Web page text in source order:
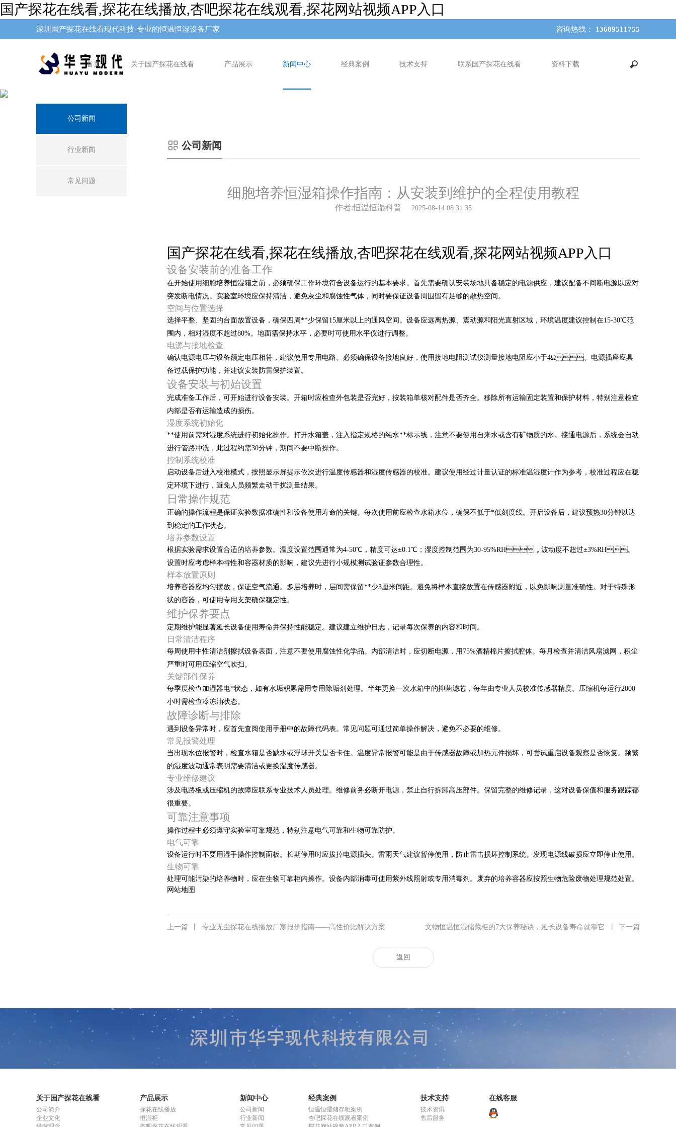
国产探花在线看,探花在线播放,杏吧探花在线观看,探花网站视频APP入口
深圳国产探花在线看现代科技-专业的恒温恒湿设备厂家 咨询热线： 13689511755
首页 关于国产探花在线看 产品展示 新闻中心 经典案例 技术支持 联系国产探花在线看 资料下载
心
公司新闻
行业新闻
常见问题
公司新闻
细胞培养恒湿箱操作指南：从安装到维护的全程使用教程
作者:恒温恒湿科普 2025-08-14 08:31:35
国产探花在线看,探花在线播放,杏吧探花在线观看,探花网站视频APP入口
设备安装前的准备工作
在开始使用细胞培养恒湿箱之前，必须确保工作环境符合设备运行的基本要求。首先需要确认安装场地具备稳定的电源供应，建议配备不间断电源以应对
突发断电情况。实验室环境应保持清洁，避免灰尘和腐蚀性气体，同时要保证设备周围留有足够的散热空间。
空间与位置选择
选择平整、坚固的台面放置设备，确保四周**少保留15厘米以上的通风空间。设备应远离热源、震动源和阳光直射区域，环境温度建议控制在15-30℃范
围内，相对湿度不超过80%。地面需保持水平，必要时可使用水平仪进行调整。
电源与接地检查
确认电源电压与设备额定电压相符，建议使用专用电路。必须确保设备接地良好，使用接地电阻测试仪测量接地电阻应小于4Ω。电源插座应具
备过载保护功能，并建议安装防雷保护装置。
设备安装与初始设置
完成准备工作后，可开始进行设备安装。开箱时应检查外包装是否完好，按装箱单核对配件是否齐全。移除所有运输固定装置和保护材料，特别注意检查
内部是否有运输造成的损伤。
湿度系统初始化
**使用前需对湿度系统进行初始化操作。打开水箱盖，注入指定规格的纯水**标示线，注意不要使用自来水或含有矿物质的水。接通电源后，系统会自动
进行管路冲洗，此过程约需30分钟，期间不要中断操作。
控制系统校准
启动设备后进入校准模式，按照显示屏提示依次进行温度传感器和湿度传感器的校准。建议使用经过计量认证的标准温湿度计作为参考，校准过程应在稳
定环境下进行，避免人员频繁走动干扰测量结果。
日常操作规范
正确的操作流程是保证实验数据准确性和设备使用寿命的关键。每次使用前应检查水箱水位，确保不低于*低刻度线。开启设备后，建议预热30分钟以达
到稳定的工作状态。
培养参数设置
根据实验需求设置合适的培养参数。温度设置范围通常为4-50℃，精度可达±0.1℃；湿度控制范围为30-95%RH，波动度不超过±3%RH。
设置时应考虑样本特性和容器材质的影响，建议先进行小规模测试验证参数合理性。
样本放置原则
培养容器应均匀摆放，保证空气流通。多层培养时，层间需保留**少3厘米间距。避免将样本直接放置在传感器附近，以免影响测量准确性。对于特殊形
状的容器，可使用专用支架确保稳定性。
维护保养要点
定期维护能显著延长设备使用寿命并保持性能稳定。建议建立维护日志，记录每次保养的内容和时间。
日常清洁程序
每周使用中性清洁剂擦拭设备表面，注意不要使用腐蚀性化学品。内部清洁时，应切断电源，用75%酒精棉片擦拭腔体。每月检查并清洁风扇滤网，积尘
严重时可用压缩空气吹扫。
关键部件保养
每季度检查加湿器电*状态，如有水垢积累需用专用除垢剂处理。半年更换一次水箱中的抑菌滤芯，每年由专业人员校准传感器精度。压缩机每运行2000
小时需检查冷冻油状态。
故障诊断与排除
遇到设备异常时，应首先查阅使用手册中的故障代码表。常见问题可通过简单操作解决，避免不必要的维修。
常见报警处理
当出现水位报警时，检查水箱是否缺水或浮球开关是否卡住。温度异常报警可能是由于传感器故障或加热元件损坏，可尝试重启设备观察是否恢复。频繁
的湿度波动通常表明需要清洁或更换湿度传感器。
专业维修建议
涉及电路板或压缩机的故障应联系专业技术人员处理。维修前务必断开电源，禁止自行拆卸高压部件。保留完整的维修记录，这对设备保值和服务跟踪都
很重要。
可靠注意事项
操作过程中必须遵守实验室可靠规范，特别注意电气可靠和生物可靠防护。
电气可靠
设备运行时不要用湿手操作控制面板。长期停用时应拔掉电源插头。雷雨天气建议暂停使用，防止雷击损坏控制系统。发现电源线破损应立即停止使用。
生物可靠
处理可能污染的培养物时，应在生物可靠柜内操作。设备内部消毒可使用紫外线照射或专用消毒剂。废弃的培养容器应按照生物危险废物处理规范处置。
网站地图
上一篇 专业无尘探花在线播放厂家报价指南——高性价比解决方案 下一篇
文物恒温恒湿储藏柜的7大保养秘诀，延长设备寿命就靠它
返回
关于国产探花在线看
公司简介
企业文化
产品展示
探花在线播放
恒湿柜
新闻中心
公司新闻
行业新闻
经典案例
恒温恒湿储存柜案例
杏吧探花在线观看案例
技术支持
技术资讯
售后服务
在线客服